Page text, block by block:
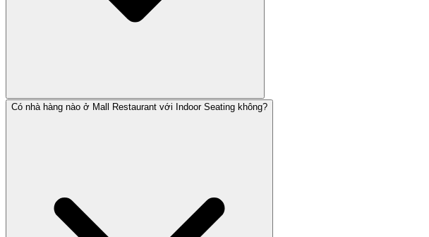
Có nhà hàng nào ở Mall Restaurant với Indoor Seating không?